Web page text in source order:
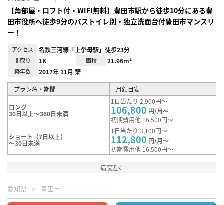
【角部屋・ロフト付・WIFI無料】豊田市駅から徒歩10分にある豊
田市役所へ徒歩9分のバストイレ別・独立洗面台付豊田市マンスリ
ー！
アクセス 名鉄三河線「上挙母駅」徒歩23分
間取り 1K 面積 21.96m²
築年数 2017年 11月 築
プラン名・期間 月額目安
ロング
30日以上～360日未満
1日当たり 2,900円～
106,800 円/月～
初期費用他 16,500円～
ショート【7日以上】
～30日未満
1日当たり 3,100円～
112,800 円/月～
初期費用他 16,500円～
病院近く
愛知県 豊田市